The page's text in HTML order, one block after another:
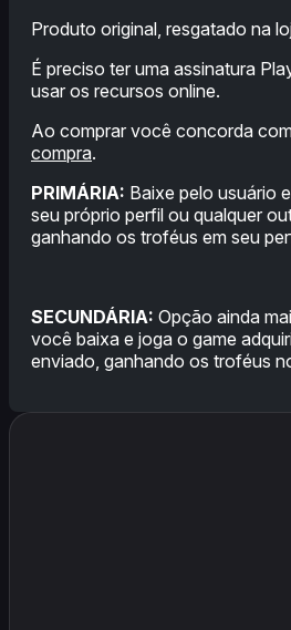
Produto original, resgatado na
É preciso ter uma assinatura
usar os recursos online.
Ao comprar você concorda
compra.
PRIMÁRIA: Baixe pelo usuário
seu próprio perfil ou qualquer
ganhando os troféus em seu
SECUNDÁRIA: Opção ainda
você baixa e joga o game
enviado, ganhando os troféus